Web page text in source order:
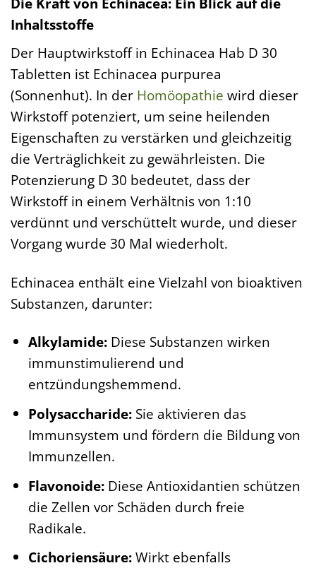
Inhaltsstoffe
Der Hauptwirkstoff in Echinacea Hab D 30
Tabletten ist Echinacea purpurea
(Sonnenhut). In der Homöopathie wird dieser
Wirkstoff potenziert, um seine heilenden
Eigenschaften zu verstärken und gleichzeitig
die Verträglichkeit zu gewährleisten. Die
Potenzierung D 30 bedeutet, dass der
Wirkstoff in einem Verhältnis von 1:10
verdünnt und verschüttelt wurde, und dieser
Vorgang wurde 30 Mal wiederholt.
Echinacea enthält eine Vielzahl von bioaktiven
Substanzen, darunter:
Alkylamide:Diese Substanzen wirken
immunstimulierend und
entzündungshemmend.
Polysaccharide:Sie aktivieren das
Immunsystem und fördern die Bildung von
Immunzellen.
Flavonoide:Diese Antioxidantien schützen
die Zellen vor Schäden durch freie
Radikale.
Cichoriensäure:Wirkt ebenfalls